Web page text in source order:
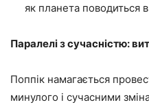
як планета поводиться
Паралелі з сучасністю:
Поппік намагається
минулого і сучасними